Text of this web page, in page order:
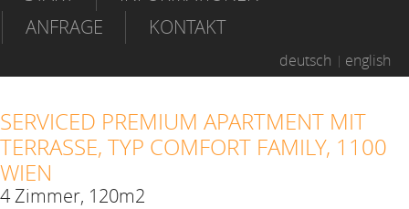
ANFRAGE
KONTAKT
deutsch english
SERVICED PREMIUM APARTMENT MIT
TERRASSE, TYP COMFORT FAMILY, 1100
WIEN
4 Zimmer, 120m2